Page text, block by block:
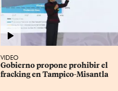
VIDEO
Gobierno propone prohibir el
fracking en Tampico-Misantla